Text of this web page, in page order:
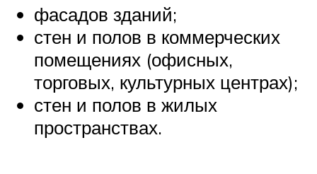
фасадов зданий;
стен и полов в коммерческих
помещениях (офисных,
торговых, культурных центрах);
стен и полов в жилых
пространствах.